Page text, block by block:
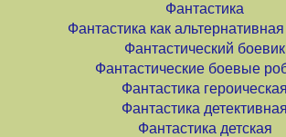
Фантастика
Фантастика как
Фантастический боевик
Фантастические боевые
Фантастика героическая
Фантастика детективная
Фантастика детская